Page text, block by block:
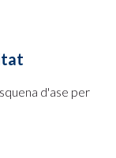
d'ase per